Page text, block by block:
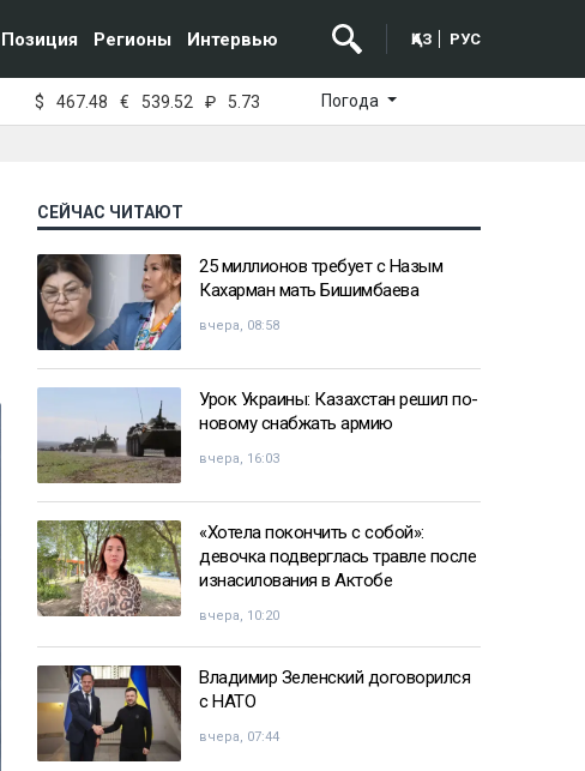
Позиция Регионы Интервью ҚАЗ РУС
$ 467.48 € 539.52 ₽ 5.73 Погода
СЕЙЧАС ЧИТАЮТ
25 миллионов требует с Назым
Кахарман мать Бишимбаева
вчера, 08:58
Урок Украины: Казахстан решил по-
новому снабжать армию
вчера, 16:03
«Хотела покончить с собой»:
девочка подверглась травле после
изнасилования в Актобе
вчера, 10:20
Владимир Зеленский договорился
с НАТО
вчера, 07:44